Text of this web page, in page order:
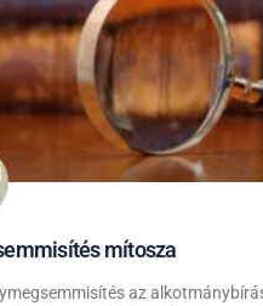
mítosza
az